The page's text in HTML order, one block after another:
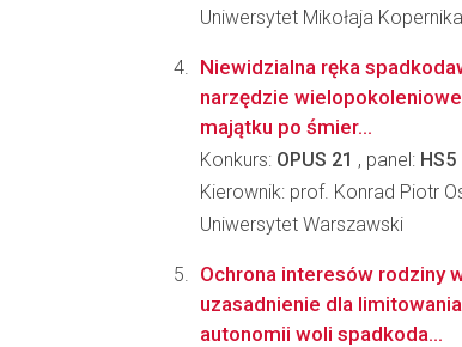
Uniwersytet Mikołaja
Niewidzialna ręka
narzędzie
majątku po śmier...
Konkurs: OPUS 21 , panel: HS5
Kierownik: prof. Konrad Piotr
Uniwersytet Warszawski
Ochrona interesów rodziny
uzasadnienie dla
autonomii woli spadkoda...